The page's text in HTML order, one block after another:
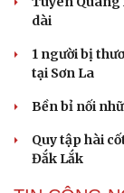
dài
1 người bị
tại Sơn La
Bền bỉ nối
Quy tập hài
Đắk Lắk